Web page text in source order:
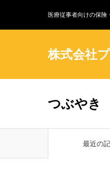
医療従事者向けの保
株式会社
つぶやき
最近の